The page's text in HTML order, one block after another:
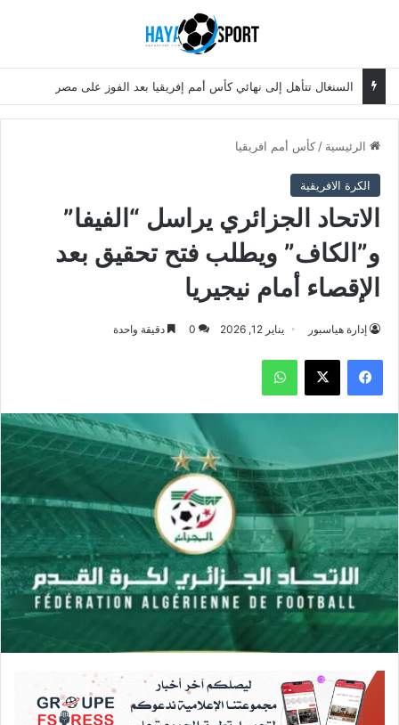
السنغال تتأهل إلى نهائي كأس أمم إفريقيا بعد الفوز على مصر
الرئيسية / كأس أمم افريقيا
الكرة الافريقية
الاتحاد الجزائري يراسل “الفيفا”
و”الكاف” ويطلب فتح تحقيق بعد
الإقصاء أمام نيجيريا
إدارة هياسبور يناير 12, 2026 0 دقيقة واحدة
فيسبوك ‫X واتساب